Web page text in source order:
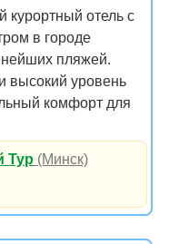
курортный отель с
в городе
пляжей.
высокий уровень
комфорт для
Тур (Минск)